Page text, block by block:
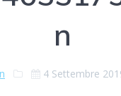
n
4 Settembre